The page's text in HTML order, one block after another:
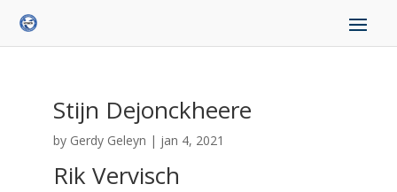
Stijn Dejonckheere
by Gerdy Geleyn | jan 4, 2021
Rik Vervisch